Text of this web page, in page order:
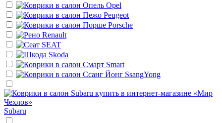
Opel
Peugeot
Porsche
Renault
SEAT
Skoda
Smart
SsangYong
Subaru